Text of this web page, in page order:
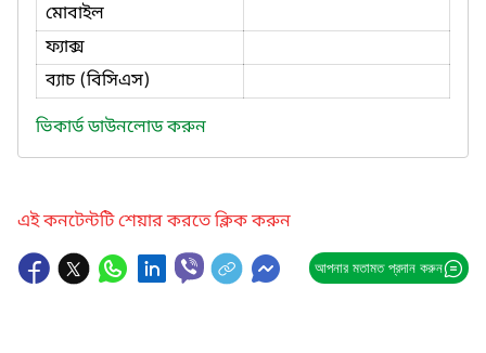
মোবাইল
ফ্যাক্স
ব্যাচ (বিসিএস)
ভিকার্ড ডাউনলোড করুন
এই কনটেন্টটি শেয়ার করতে ক্লিক করুন
আপনার মতামত প্রদান করুন